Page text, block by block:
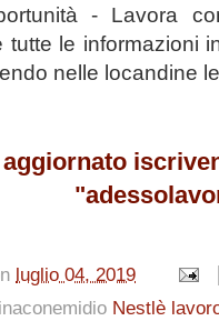
- Lavora
tutte le informazioni
nelle locandine
luglio 04, 2019
Nestlè